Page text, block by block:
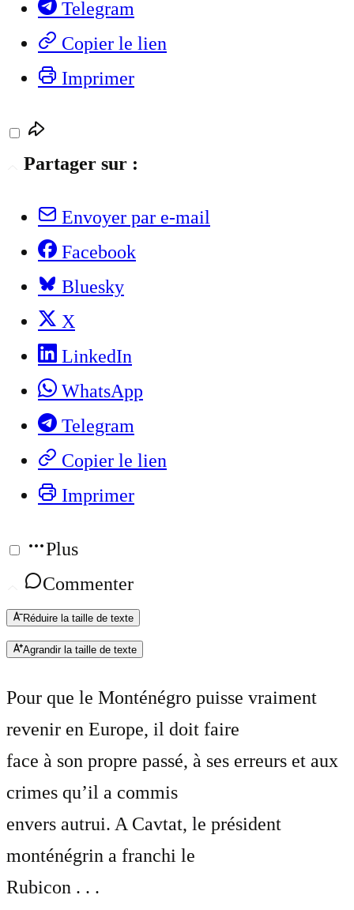
Telegram
Copier le lien
Imprimer
Partager sur :
Envoyer par e-mail
Facebook
Bluesky
X
LinkedIn
WhatsApp
Telegram
Copier le lien
Imprimer
Plus
Commenter
Réduire la taille de texte
Agrandir la taille de texte
Pour que le Monténégro puisse vraiment
revenir en Europe, il doit faire
face à son propre passé, à ses erreurs et aux
crimes qu’il a commis
envers autrui. A Cavtat, le président
monténégrin a franchi le
Rubicon . . .